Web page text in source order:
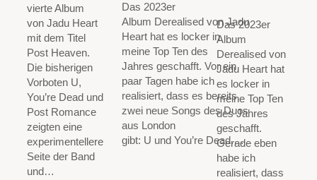
vierte Album
von Jadu Heart
mit dem Titel
Post Heaven.
Die bisherigen
Vorboten U,
You’re Dead und
Post Romance
zeigten eine
experimentellere
Seite der Band
und…
Das 2023er
Album Derealised von Jadu
Heart hat es locker in
meine Top Ten des
Jahres geschafft. Vor ein
paar Tagen habe ich
realisiert, dass es bereits
zwei neue Songs des Duos
aus London
gibt: U und You’re Dead.…
Das 2023er
Album
Derealised von
Jadu Heart hat
es locker in
meine Top Ten
des Jahres
geschafft.
Gerade eben
habe ich
realisiert, dass